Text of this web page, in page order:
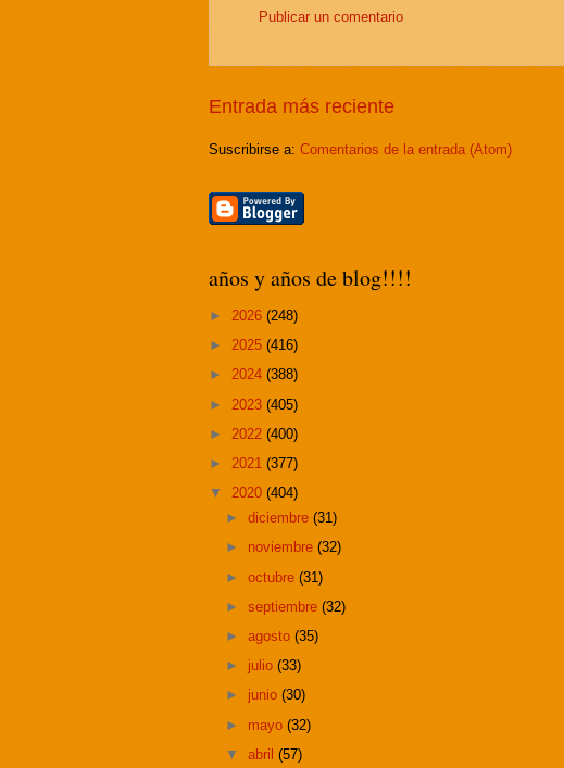
Publicar un comentario
Entrada más reciente
Suscribirse a: Comentarios de la entrada (Atom)
años y años de blog!!!!
► 2026 (248)
► 2025 (416)
► 2024 (388)
► 2023 (405)
► 2022 (400)
► 2021 (377)
▼ 2020 (404)
►diciembre(31)
► noviembre(32)
►octubre(31)
►septiembre(32)
►agosto(35)
► julio(33)
► junio(30)
► mayo(32)
▼abril(57)